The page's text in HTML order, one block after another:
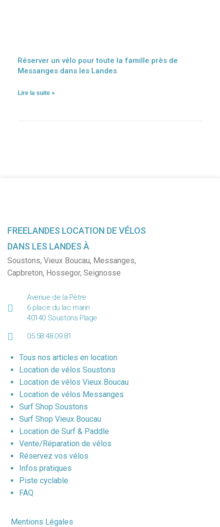
Réserver un vélo pour toute la famille près de
Messanges dans les Landes
Lire la suite »
FREELANDES LOCATION DE VÉLOS
DANS LES LANDES À
Soustons, Vieux Boucau, Messanges,
Capbreton, Hossegor, Seignosse
Avenue de la Pètre
6 place du lac marin
40140 Soustons Plage
05.58.48.09.81
Tous nos articles en location
Location de vélos Soustons
Location de vélos Vieux Boucau
Location de vélos Messanges
Surf Shop Soustons
Surf Shop Vieux Boucau
Location de Surf & Paddle
Vente/Réparation de vélos
Réservez vos vélos
Infos pratiques
Piste cyclable
FAQ
Mentions Légales